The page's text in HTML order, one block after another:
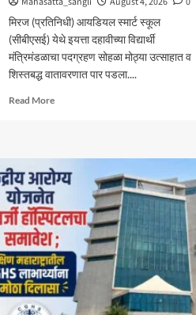
मिरज (प्रतिनिधी) आयडियल स्मार्ट स्कूल
(सीबीएसई) येथे इयत्ता दहावीच्या विद्यार्थी
मंत्रिमंडळाचा पदग्रहण सोहळा मोठ्या उत्साहात व
शिस्तबद्ध वातावरणात पार पडला....
Read MoreRead
आयडियल
स्मार्ट
स्कूलमध्ये
विद्यार्थी
मंत्रिमंडळाचा
पदग्रहण
सोहळा